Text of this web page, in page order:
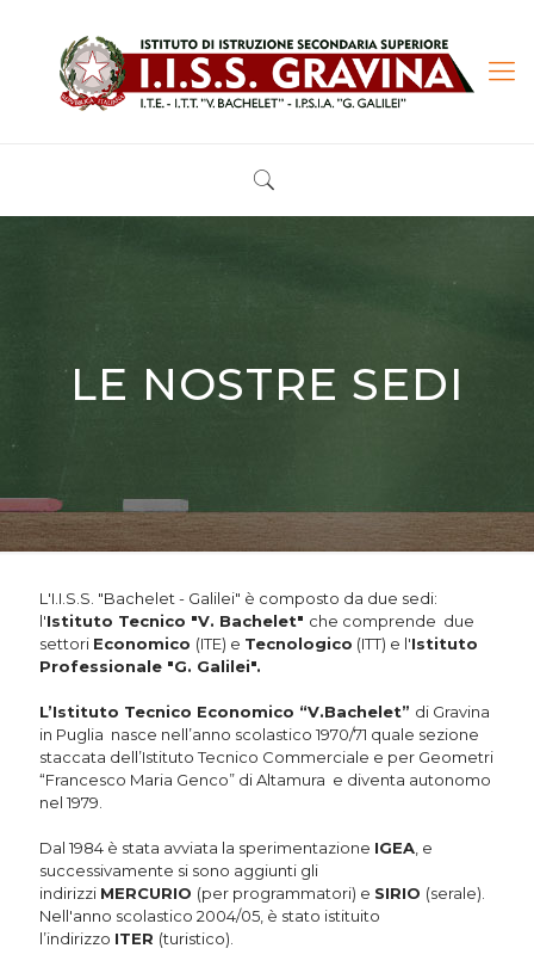
LE NOSTRE SEDI
L'I.I.S.S. "Bachelet - Galilei" è composto da due sedi:
l'Istituto Tecnico "V. Bachelet" che comprende due
settori Economico (ITE) e Tecnologico (ITT) e l'Istituto
Professionale "G. Galilei".
L’Istituto Tecnico Economico “V.Bachelet” di Gravina
in Puglia nasce nell’anno scolastico 1970/71 quale sezione
staccata dell’Istituto Tecnico Commerciale e per Geometri
“Francesco Maria Genco” di Altamura e diventa autonomo
nel 1979.
Dal 1984 è stata avviata la sperimentazione IGEA , e
successivamente si sono aggiunti gli
indirizzi MERCURIO (per programmatori) e SIRIO (serale).
Nell'anno scolastico 2004/05, è stato istituito
l’indirizzo ITER (turistico).